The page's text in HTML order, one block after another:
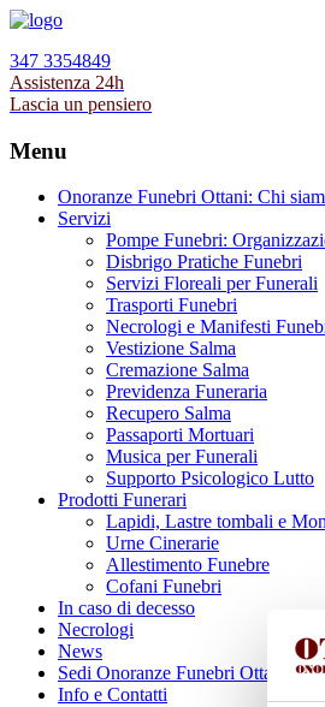
347 3354849
Assistenza 24h
Lascia un pensiero
Menu
Onoranze Funebri Ottani: Chi
Servizi
Pompe Funebri:
Disbrigo Pratiche Funebri
Servizi Floreali per Funerali
Trasporti Funebri
Necrologi e Manifesti
Vestizione Salma
Cremazione Salma
Previdenza Funeraria
Recupero Salma
Passaporti Mortuari
Musica per Funerali
Supporto Psicologico Lutto
Prodotti Funerari
Lapidi, Lastre tombali e
Urne Cinerarie
Allestimento Funebre
Cofani Funebri
In caso di decesso
Necrologi
News
Sedi Onoranze Funebri Ottani
Info e Contatti